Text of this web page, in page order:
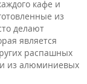
кафе и
из
делают
является
распашных
из алюминиевых